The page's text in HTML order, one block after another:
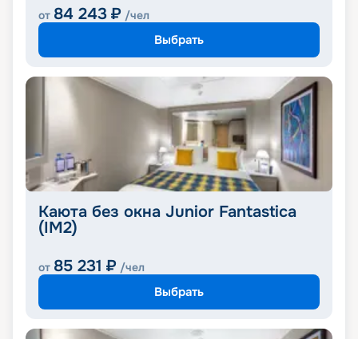
от 84 243 ₽ /чел
Выбрать
Каюта без окна Junior Fantastica
(IM2)
от 85 231 ₽ /чел
Выбрать